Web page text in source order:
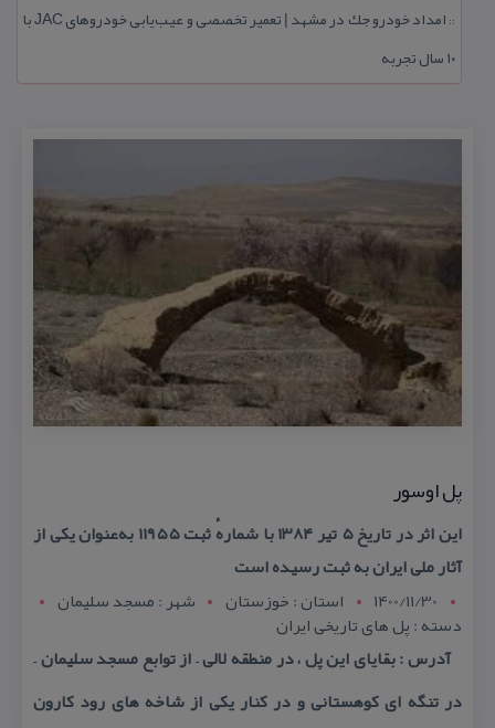
::
امداد خودرو جك در مشهد | تعمیر تخصصی و عیب‌یابی خودروهای JAC با
۱۰ سال تجربه
پل اوسور
این اثر در تاریخ ۵ تیر ۱۳۸۴ با شمارهٔ ثبت ۱۱۹۵۵ به‌عنوان یكی از
آثار ملی ایران به ثبت رسیده است
1400/11/30
استان : خوزستان شهر : مسجد سليمان
دسته : پل های تاریخی ایران
آدرس : بقایای این پل ، در منطقه لالی – از توابع مسجد سلیمان –
در تنگه ای كوهستانی و در كنار یكی از شاخه های رود كارون